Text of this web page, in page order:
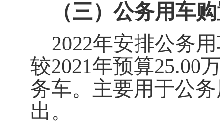
（三）公务用车
2022年安排公务
较2021年预算25.00
务车。主要用于公
出。